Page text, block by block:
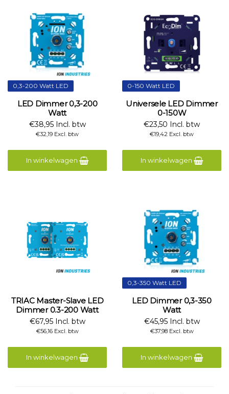
0,3-200 Watt LED
LED Dimmer 0,3-200
Watt
€38,95 Incl. btw
€32,19 Excl. btw
In winkelwagen
0-150 Watt LED
Universele LED Dimmer
0-150W
€23,50 Incl. btw
€19,42 Excl. btw
In winkelwagen
TRIAC Master-Slave LED
Dimmer 0.3-200 Watt
€67,95 Incl. btw
€56,16 Excl. btw
In winkelwagen
0,3-350 Watt LED
LED Dimmer 0,3-350
Watt
€45,95 Incl. btw
€37,98 Excl. btw
In winkelwagen